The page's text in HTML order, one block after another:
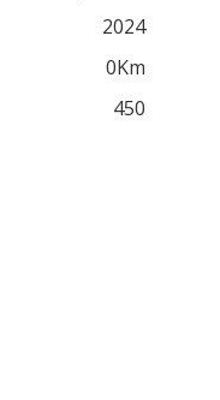
2024
0Km
450